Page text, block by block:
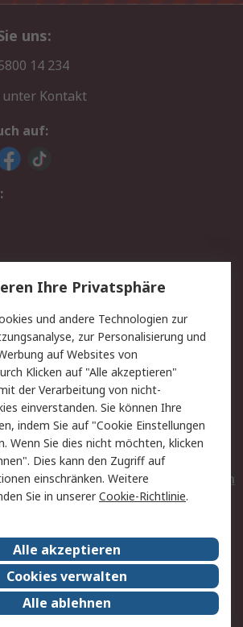
uns:
14 234
unter Kontakt
auf:
Lieferlösungen
Kontakt
Privatkunden
Datenschutz
Zahlungsbedingungen
Entsorgung
Elektrogeräte/Batterien
RS weltweit
Nachhaltigkeit
ZertifikatePresse-Center
Ihre Privatsphäre
und andere Technologien zur
zur Personalisierung und
auf Websites von
Klicken auf "Alle akzeptieren"
der Verarbeitung von nicht-
einverstanden. Sie können Ihre
indem Sie auf "Cookie Einstellungen
Wenn Sie dies nicht möchten, klicken
Dies kann den Zugriff auf
einschränken. Weitere
Sie in unsererCookie-Richtlinie.
Alle akzeptieren
Cookies verwalten
Alle ablehnen